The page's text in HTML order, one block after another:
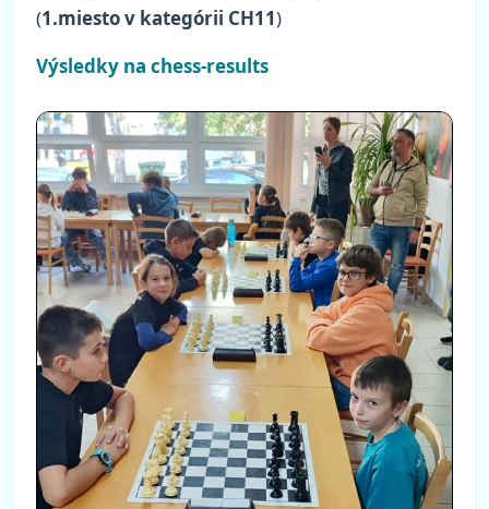
(1.miesto v kategórii CH11)
Výsledky na chess-results